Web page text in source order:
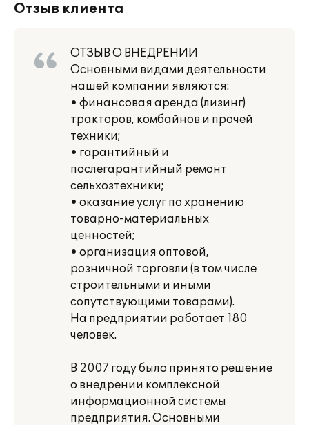
Отзыв клиента
ОТЗЫВ О ВНЕДРЕНИИ
Основными видами деятельности
нашей компании являются:
• финансовая аренда (лизинг)
тракторов, комбайнов и прочей
техники;
• гарантийный и
послегарантийный ремонт
сельхозтехники;
• оказание услуг по хранению
товарно-материальных
ценностей;
• организация оптовой,
розничной торговли (в том числе
строительными и иными
сопутствующими товарами).
На предприятии работает 180
человек.
В 2007 году было принято решение
о внедрении комплексной
информационной системы
предприятия. Основными